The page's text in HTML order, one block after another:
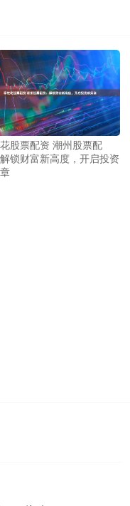
股票配资 潮州股票配
锁财富新高度，开启投资